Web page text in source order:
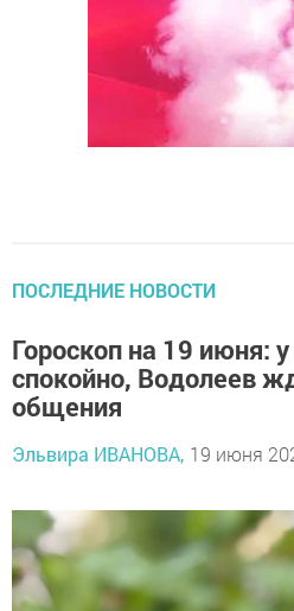
ПОСЛЕДНИЕ НОВОСТИ
Гороскоп на 19 июня:
спокойно, Водолеев
общения
Эльвира ИВАНОВА, 19 июня